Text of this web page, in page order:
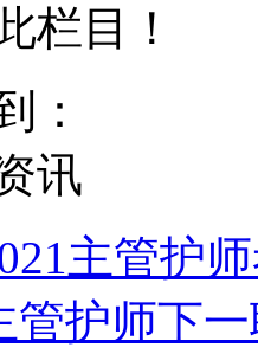
栏目！
：
讯
主管护
管护师下